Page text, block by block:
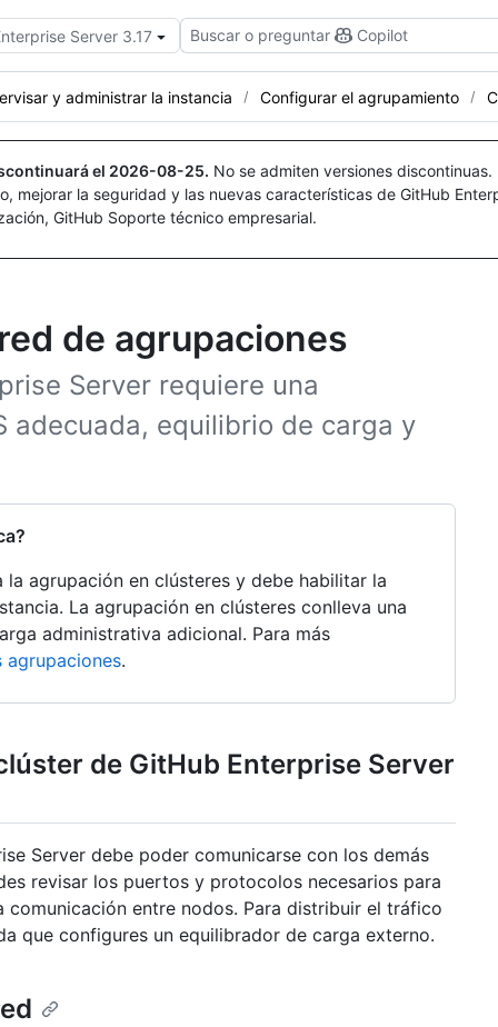
Server 3.17 Buscar o preguntar Copilot
y administrar la instancia Configurar el agrupamiento
el 2026-08-25. No se admiten versiones
mejorar la seguridad y las nuevas características de GitHub
GitHub Soporte técnico empresarial.
de agrupaciones
Server requiere una
adecuada, equilibrio de carga y
agrupación en clústeres y debe habilitar la
La agrupación en clústeres conlleva una
administrativa adicional. Para más
agrupaciones.
de GitHub Enterprise Server
Server debe poder comunicarse con los demás
revisar los puertos y protocolos necesarios para
comunicación entre nodos. Para distribuir el tráfico
que configures un equilibrador de carga externo.